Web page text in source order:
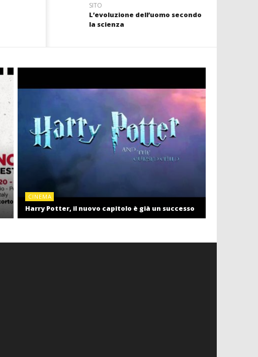
SITO
L’evoluzione dell’uomo secondo
la scienza
CINEMA
Harry Potter, il nuovo capitolo è già un successo